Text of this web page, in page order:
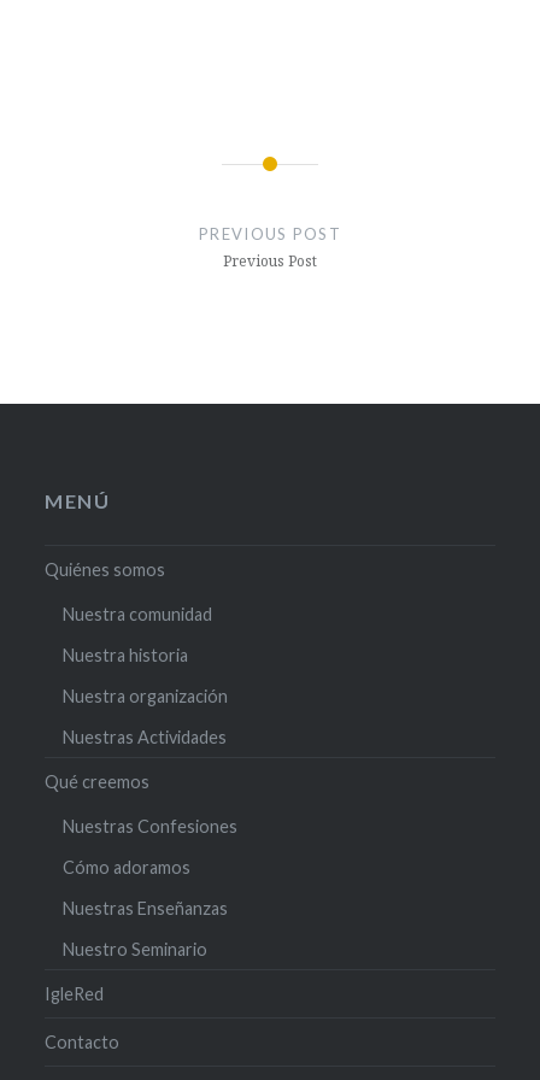
PREVIOUS POST
Previous Post
MENÚ
Quiénes somos
Nuestra comunidad
Nuestra historia
Nuestra organización
Nuestras Actividades
Qué creemos
Nuestras Confesiones
Cómo adoramos
Nuestras Enseñanzas
Nuestro Seminario
IgleRed
Contacto